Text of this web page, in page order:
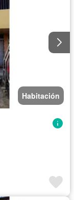
Habitación